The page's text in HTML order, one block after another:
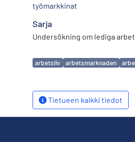
työmarkkinat
Sarja
Undersökning om lediga
Avainsanat
arbetsliv arbetsmarknaden
Tietueen kaikki tiedot